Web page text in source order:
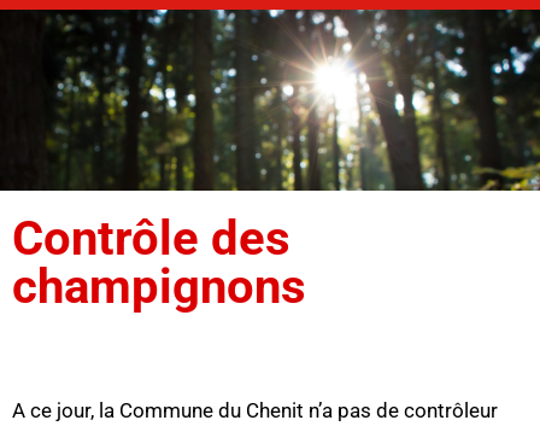
Contrôle des
champignons
A ce jour, la Commune du Chenit n’a pas de contrôleur